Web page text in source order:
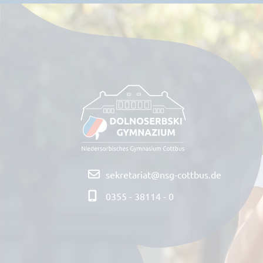
sekretariat@nsg-cottbus.de
0355 - 38114 - 0